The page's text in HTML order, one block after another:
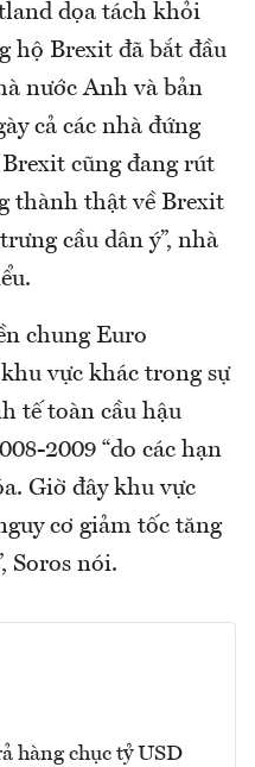
dọa tách khỏi
hộ Brexit đã bắt đầu
nước Anh và bản
cả các nhà đứng
cũng đang rút
thành thật về Brexit
cầu dân ý”, nhà
chung Euro
vực khác trong sự
tế toàn cầu hậu
2009 “do các hạn
Giờ đây khu vực
cơ giảm tốc tăng
Soros nói.
hàng chục tỷ USD